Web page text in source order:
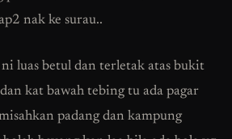
nak ke surau..
ni luas betul dan terletak atas bukit
kat bawah tebing tu ada pagar
padang dan kampung